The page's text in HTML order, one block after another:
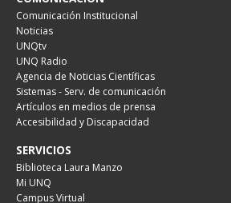
Comunicación Institucional
Noticias
UNQtv
UNQ Radio
Agencia de Noticias Científicas
Sistemas - Serv. de comunicación
Artículos en medios de prensa
Accesibilidad y Discapacidad
SERVICIOS
Biblioteca Laura Manzo
Mi UNQ
Campus Virtual